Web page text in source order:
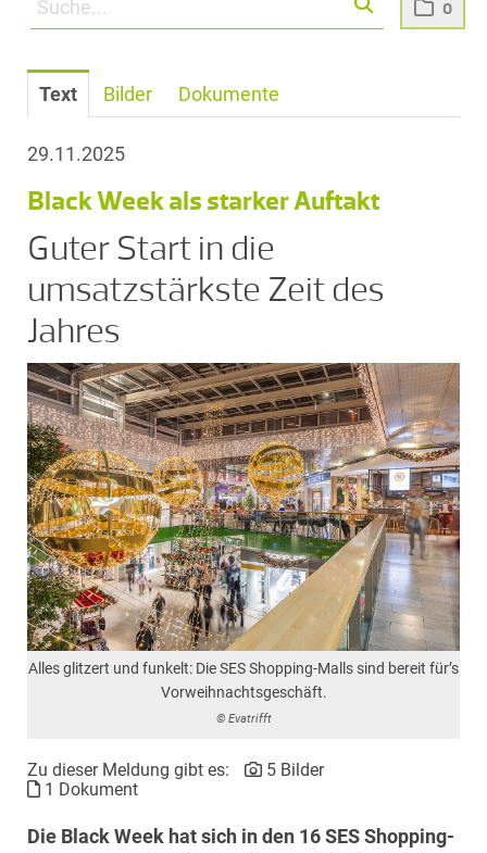
0
Text Bilder Dokumente
29.11.2025
Black Week als starker Auftakt
Guter Start in die
umsatzstärkste Zeit des
Jahres
Alles glitzert und funkelt: Die SES Shopping-Malls sind bereit für’s
Vorweihnachtsgeschäft.
© Evatrifft
Zu dieser Meldung gibt es:
5 Bilder
1 Dokument
Die Black Week hat sich in den 16 SES Shopping-